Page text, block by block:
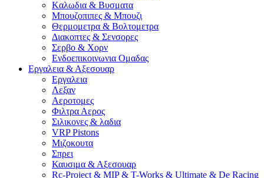
Kαλωδια & Βυσματα
Μπουζοπιπες & Μπουζι
Θερμομετρα & Βολτομετρα
Διακοπτες & Σενσορες
Σερβο & Χορν
Ενδοεπικοινωνια Ομαδας
Εργαλεια & Αξεσουαρ
Εργαλεια
Λεξαν
Αεροτομες
Φιλτρα Αερος
Σιλικονες & λαδια
VRP Pistons
Μιζοκουτα
Σπρει
Καυσιμα & Αξεσουαρ
Rc-Project & MIP & T-Works & Ultimate & De Racing